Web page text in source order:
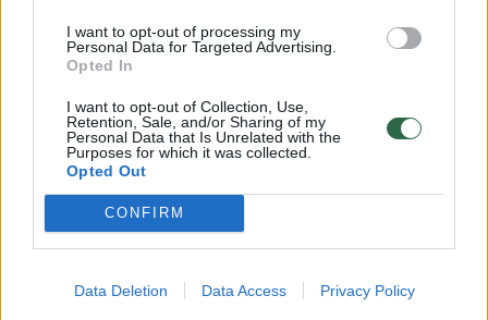
I want to opt-out of processing my
Personal Data for Targeted Advertising.
Opted In
I want to opt-out of Collection, Use,
Retention, Sale, and/or Sharing of my
Personal Data that Is Unrelated with the
Purposes for which it was collected.
Opted Out
CONFIRM
Data Deletion Data Access Privacy Policy
Vilmantas Vitkauskas.
Ž.Gedvilos (ELTA) nuotr.
„Be abejo, yra planas „Skydas“, tas pats,
gauna, įvertina ir tada yra atitinkamas ir